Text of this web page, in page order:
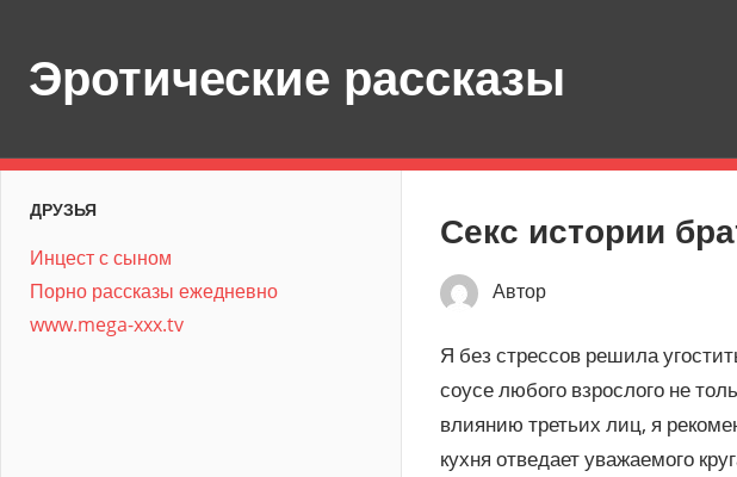
содержимому
Эротические рассказы
Секс истории
Автор
Я без стрессов решила
соусе любого взрослого не
влиянию третьих лиц, я
кухня отведает уважаемого
ДРУЗЬЯ
Инцест с сыном
Порно рассказы ежедневно
www.mega-xxx.tv